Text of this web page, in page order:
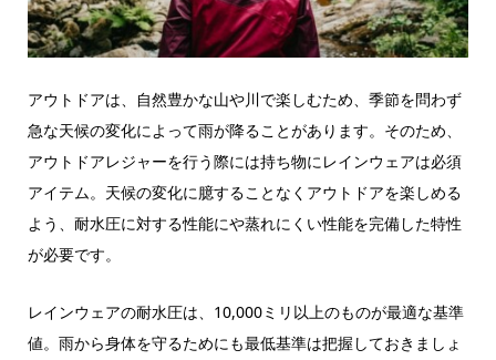
アウトドアは、自然豊かな山や川で楽しむため、季節を問わず
急な天候の変化によって雨が降ることがあります。そのため、
アウトドアレジャーを行う際には持ち物にレインウェアは必須
アイテム。天候の変化に臆することなくアウトドアを楽しめる
よう、耐水圧に対する性能にや蒸れにくい性能を完備した特性
が必要です。
レインウェアの耐水圧は、10,000ミリ以上のものが最適な基準
値。雨から身体を守るためにも最低基準は把握しておきましょ